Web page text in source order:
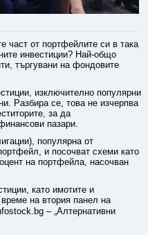
част от портфейлите си в така
инвестиции? Най-общо
търгувани на фондовите
изключително популярни
Разбира се, това не изчерпва
за да
пазари.
популярна от
и посочват схеми като
на портфейла, насочван
като имотите и
на втория панел на
– „Алтернативни